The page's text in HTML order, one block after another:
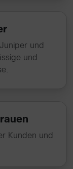
und
und
Kunden und